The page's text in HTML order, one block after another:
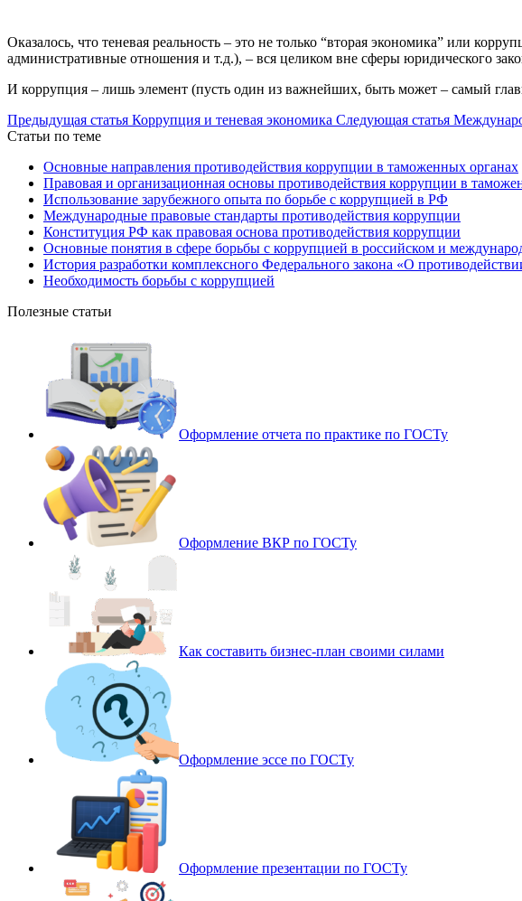
Оказалось, что теневая реальность – это не только “вторая экономика” или
административные отношения и т.д.), – вся целиком вне сферы юридического
И коррупция – лишь элемент (пусть один из важнейших, быть может – самый
Предыдущая статья Коррупция и теневая экономика Следующая статья
Статьи по теме
Основные направления противодействия коррупции в таможенных органах
Правовая и организационная основы противодействия коррупции в
Использование зарубежного опыта по борьбе с коррупцией в РФ
Международные правовые стандарты противодействия коррупции
Конституция РФ как правовая основа противодействия коррупции
Основные понятия в сфере борьбы с коррупцией в российском и
История разработки комплексного Федерального закона «О
Необходимость борьбы с коррупцией
Полезные статьи
Оформление отчета по практике по ГОСТу
Оформление ВКР по ГОСТу
Как составить бизнес-план своими силами
Оформление эссе по ГОСТу
Оформление презентации по ГОСТу